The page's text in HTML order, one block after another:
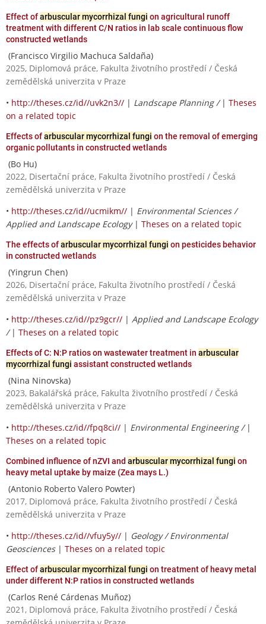
Effect ofarbuscular mycorrhizal fungi on agricultural runoff
treatment with different C/N ratios in lab scale continuous flow
constructed wetlands
(Francisco Virgilio Machuca Saldaña)
2025, Diplomová práce, Fakulta životního prostředí / Česká
zemědělská univerzita v Praze
• http://theses.cz/id//uvk2n3// | Landscape Planning / | Theses
on a related topic
Effects ofarbuscular mycorrhizal fungi on the removal of emerging
organic pollutants in constructed wetlands
(Bo Hu)
2022, Disertační práce, Fakulta životního prostředí / Česká
zemědělská univerzita v Praze
• http://theses.cz/id//ucmikm// | Environmental Sciences /
Applied and Landscape Ecology| Theses on a related topic
The effects ofarbuscular mycorrhizal fungi on pesticides behavior
in constructed wetlands
(Yingrun Chen)
2026, Disertační práce, Fakulta životního prostředí / Česká
zemědělská univerzita v Praze
• http://theses.cz/id//pz9gcr// | Applied and Landscape Ecology
/ | Theses on a related topic
Effects of C: N:P ratios on wastewater treatment in arbuscular
mycorrhizal fungi assistant constructed wetlands
(Nina Ninovska)
2023, Bakalářská práce, Fakulta životního prostředí / Česká
zemědělská univerzita v Praze
• http://theses.cz/id//fpq8ci// | Environmental Engineering / |
Theses on a related topic
Combined influence of nZVI and arbuscular mycorrhizal fungi on
heavy metal uptake by maize (Zea mays L.)
(Antonio Roberto Valero Powter)
2017, Diplomová práce, Fakulta životního prostředí / Česká
zemědělská univerzita v Praze
• http://theses.cz/id//vfuy5y// | Geology / Environmental
Geosciences| Theses on a related topic
Effect ofarbuscular mycorrhizal fungi on treatment of heavy metal
under different N:P ratios in constructed wetlands
(Carlos René Cárdenas Muñoz)
2021, Diplomová práce, Fakulta životního prostředí / Česká